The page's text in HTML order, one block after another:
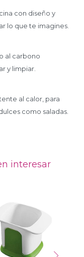
con diseño y
lo que te imagines.
al carbono
y limpiar.
al calor, para
como saladas.
interesar